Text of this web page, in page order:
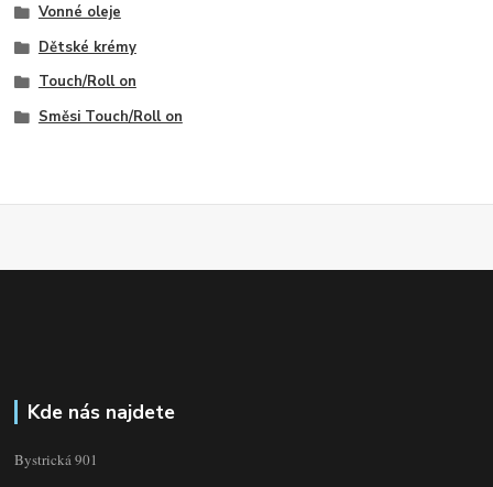
Vonné oleje
Dětské krémy
Touch/Roll on
Směsi Touch/Roll on
Kde nás najdete
Bystrická 901